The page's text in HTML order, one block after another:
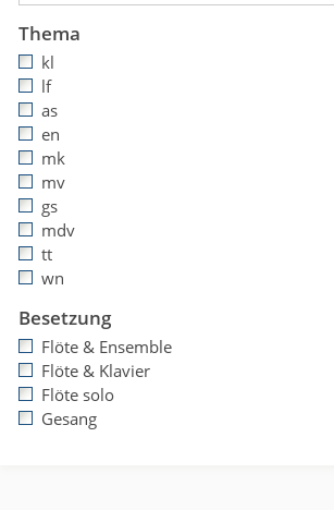
Thema
kl
lf
as
en
mk
mv
gs
mdv
tt
wn
Besetzung
Flöte & Ensemble
Flöte & Klavier
Flöte solo
Gesang